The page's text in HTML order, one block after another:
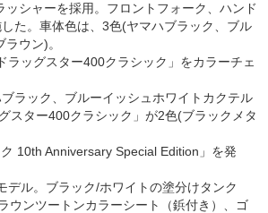
シャーを採用。フロントフォーク、ハンド
た。車体色は、3色(ヤマハブラック、ブル
ウン)。
ラッグスター400クラシック」をカラーチェ
ラック、ブルーイッシュホワイトカクテル
スター400クラシック」が2色(ブラックメタ
10th Anniversary Special Edition」を発
デル。ブラック/ホワイトの塗分けタンク
ウンツートンカラーシート（鋲付き）、ゴ